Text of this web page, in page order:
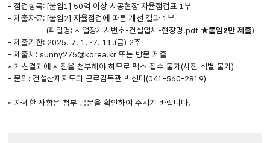
- 점검항목: [붙임1] 50억 이상 시공현장 자율점검표 1부
- 제출자료: [붙임2] 자율점검에 따른 개선 결과 1부
(파일명: 사업장개시번호-건설업체-현장명.pdf ★붙임2만 제출)
- 제출기한: 2025. 7. 1.~7. 11.(금) 2주
- 제출처: sunny275@korea.kr 또는 방문 제출
* 개선결과에 사진을 첨부해야 하므로 팩스 접수 불가(사진 식별 불가)
- 문의: 건설산재지도과 근로감독관 박선미(041-560-2819)
* 자세한 사항은 첨부 공문을 확인하여 주시기 바랍니다.